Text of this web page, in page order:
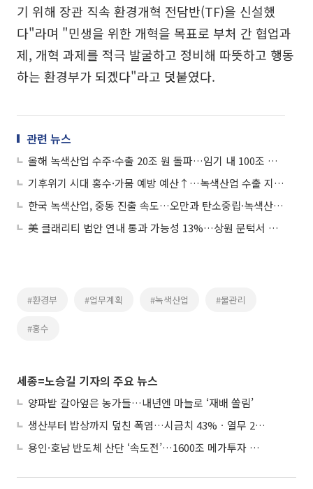
기 위해 장관 직속 환경개혁 전담반(TF)을 신설했
다"라며 "민생을 위한 개혁을 목표로 부처 간 협업과
제, 개혁 과제를 적극 발굴하고 정비해 따뜻하고 행동
하는 환경부가 되겠다"라고 덧붙였다.
관련 뉴스
올해 녹색산업 수주·수출 20조 원 돌파…임기 내 100조 달성 '청신호'
기후위기 시대 홍수·가뭄 예방 예산↑…녹색산업 수출 지원 펀드 도입
한국 녹색산업, 중동 진출 속도…오만과 탄소중립·녹색산업 촉진 MOU
美 클래리티 법안 연내 통과 가능성 13%…상원 문턱서 제동
#환경부 #업무계획 #녹색산업 #물관리
#홍수
세종=노승길 기자의 주요 뉴스
양파밭 갈아엎은 농가들…내년엔 마늘로 ‘재배 쏠림’
생산부터 밥상까지 덮친 폭염…시금치 43%ㆍ열무 28% 급등
용인·호남 반도체 산단 ‘속도전’…1600조 메가투자 이행 총력